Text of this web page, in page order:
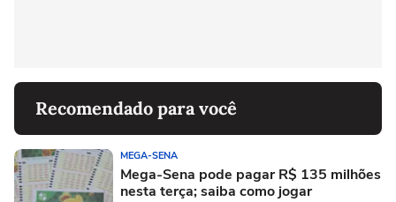
Recomendado para você
MEGA-SENA
Mega-Sena pode pagar R$ 135 milhões
nesta terça; saiba como jogar